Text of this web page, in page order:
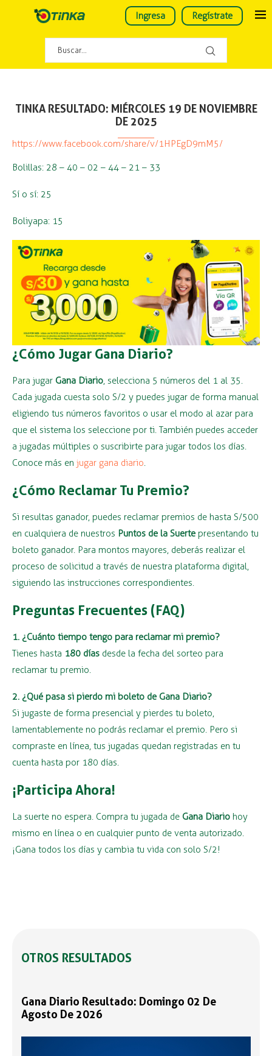
Ingresa Regístrate
TINKA RESULTADO: MIÉRCOLES 19 DE NOVIEMBRE
DE 2025
https://www.facebook.com/share/v/1HPEgD9mM5/
Bolillas: 28 – 40 – 02 – 44 – 21 – 33
Sí o sí: 25
Boliyapa: 15
¿Cómo Jugar Gana Diario?
Para jugar Gana Diario, selecciona 5 números del 1 al 35.
Cada jugada cuesta solo S/2 y puedes jugar de forma manual
eligiendo tus números favoritos o usar el modo al azar para
que el sistema los seleccione por ti. También puedes acceder
a jugadas múltiples o suscribirte para jugar todos los días.
Conoce más en jugar gana diario.
¿Cómo Reclamar Tu Premio?
Si resultas ganador, puedes reclamar premios de hasta S/500
en cualquiera de nuestros Puntos de la Suerte presentando tu
boleto ganador. Para montos mayores, deberás realizar el
proceso de solicitud a través de nuestra plataforma digital,
siguiendo las instrucciones correspondientes.
Preguntas Frecuentes (FAQ)
1. ¿Cuánto tiempo tengo para reclamar mi premio?
Tienes hasta 180 días desde la fecha del sorteo para
reclamar tu premio.
2. ¿Qué pasa si pierdo mi boleto de Gana Diario?
Si jugaste de forma presencial y pierdes tu boleto,
lamentablemente no podrás reclamar el premio. Pero si
compraste en línea, tus jugadas quedan registradas en tu
cuenta hasta por 180 días.
¡Participa Ahora!
La suerte no espera. Compra tu jugada de Gana Diario hoy
mismo en línea o en cualquier punto de venta autorizado.
¡Gana todos los días y cambia tu vida con solo S/2!
OTROS RESULTADOS
Gana Diario Resultado: Domingo 02 De
Agosto De 2026